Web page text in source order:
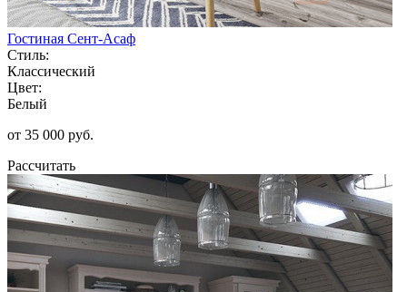
Гостиная Сент-Асаф
Стиль:
Классический
Цвет:
Белый
от 35 000 руб.
Рассчитать